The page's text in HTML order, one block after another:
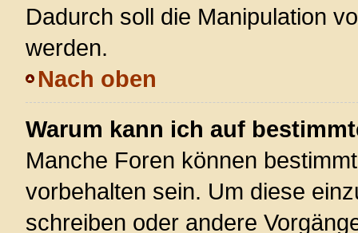
Dadurch soll die Manipulation
werden.
Nach oben
Warum kann ich auf
Manche Foren können
vorbehalten sein. Um diese
schreiben oder andere